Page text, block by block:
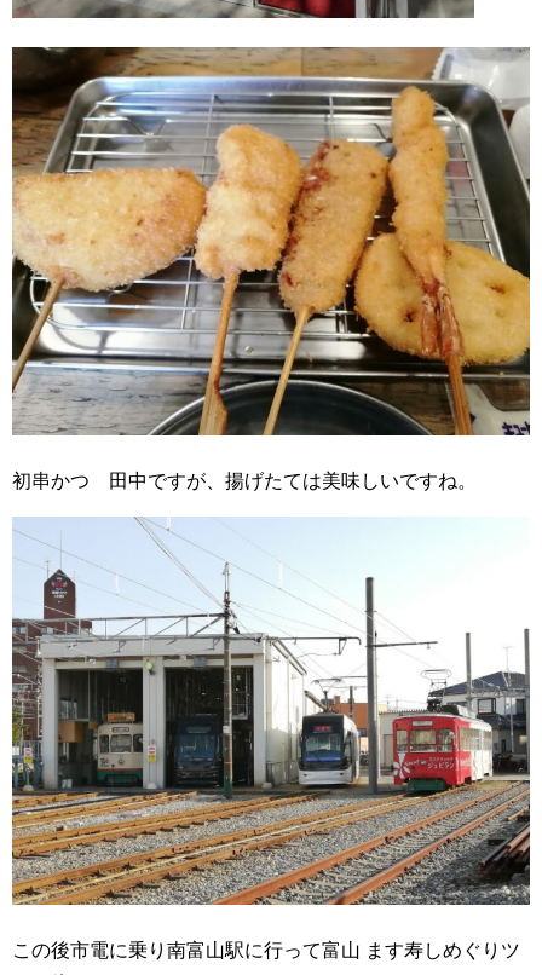
初串かつ 田中ですが、揚げたては美味しいですね。
この後市電に乗り南富山駅に行って富山 ます寿しめぐりツ